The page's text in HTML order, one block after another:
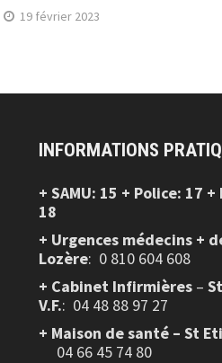
19 février 2023
INFORMATIONS
+ SAMU: 15 + Police: 17
18
+ Urgences médecins +
Lozère: 0 810 604 608
+ Cabinet Infirmières–
V.F.: 04 48 88 97 27
+ Maison de santé – St
04 66 45 74 80